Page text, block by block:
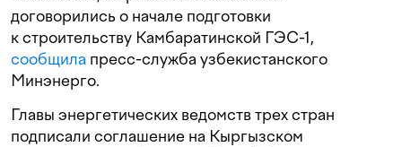
договорились о начале подготовки
к строительству Камбаратинской ГЭС-1,
сообщила пресс-служба узбекистанского
Минэнерго.
Главы энергетических ведомств трех стран
подписали соглашение на Кыргызском